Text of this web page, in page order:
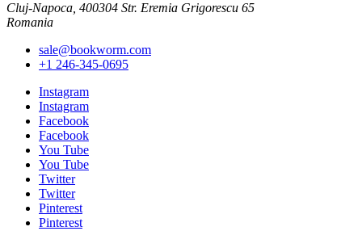
Cluj-Napoca, 400304 Str. Eremia Grigorescu 65
Romania
sale@bookworm.com
+1 246-345-0695
Instagram
Instagram
Facebook
Facebook
You Tube
You Tube
Twitter
Twitter
Pinterest
Pinterest